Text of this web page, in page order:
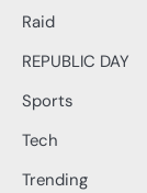
Raid
REPUBLIC DAY
Sports
Tech
Trending